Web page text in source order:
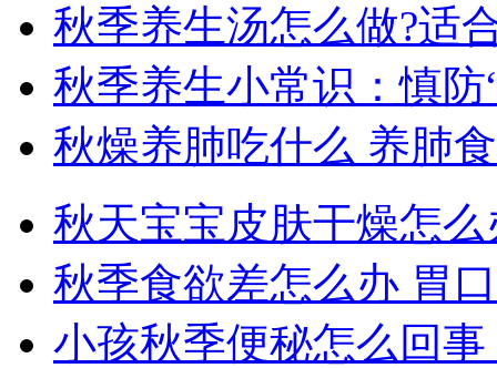
秋季养生汤怎么做?适
秋季养生小常识：慎防
秋燥养肺吃什么 养肺
秋天宝宝皮肤干燥怎
秋季食欲差怎么办 胃
小孩秋季便秘怎么回